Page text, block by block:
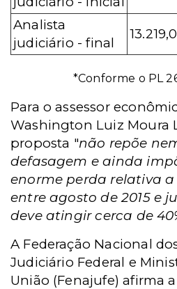
Analista
judiciário - final
*Conforme o PL
Para o assessor
Washington Luiz Moura
proposta "não repõe
defasagem e ainda
enorme perda relativa
entre agosto de 2015 e
deve atingir cerca de
A Federação Nacional
Judiciário Federal e
União (Fenajufe) afirma